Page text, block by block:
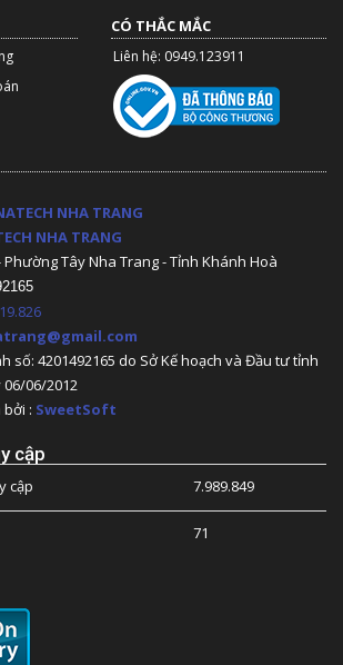
CÓ THẮC MẮC
Liên hệ: 0949.123911
NHA TRANG
NHA TRANG
Phường Tây Nha Trang - Tỉnh Khánh Hoà
số: 4201492165 do Sở Kế hoạch và Đầu tư tỉnh
06/2012
: SweetSoft
cập
cập 7.989.849
71